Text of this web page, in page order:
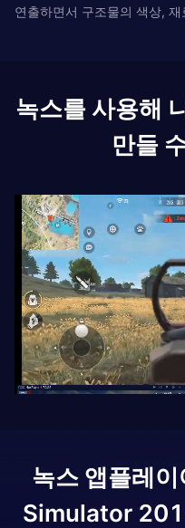
연출하면서 구조물의 색상,
녹스를 사용해
만들
녹스 앱플레이
Simulator